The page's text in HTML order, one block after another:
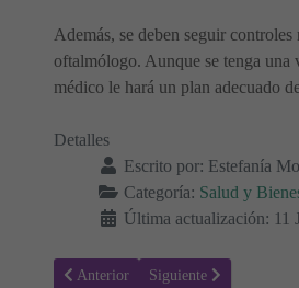
Además, se deben seguir controles
oftalmólogo. Aunque se tenga una
médico le hará un plan adecuado
Detalles
Escrito por: Estefanía
Categoría: Salud y
Última actualización: 11
Artículo anterior: Guía para entender
Anterior Artículo siguiente: Qué
Siguiente